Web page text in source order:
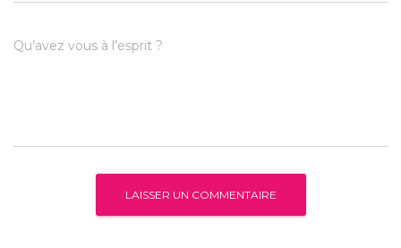
Qu’avez vous à l’esprit ?